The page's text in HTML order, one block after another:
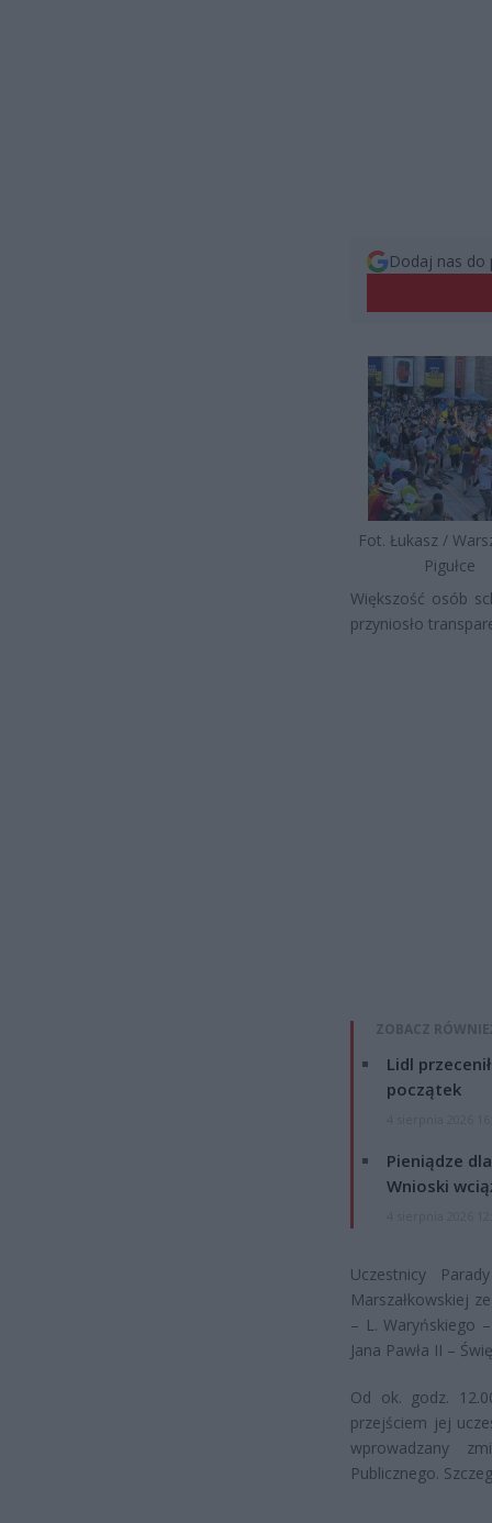
Dodaj nas do
Fot. Łukasz /
Pigułce
Większość osób
przyniosło
ZOBACZ
Lidl
początek
Pieniądze
Wnioski
Uczestnicy
Marszałkowskiej
– L. Waryńskiego
Jana Pawła II –
Od ok. godz.
przejściem jej
wprowadzany
Publicznego.